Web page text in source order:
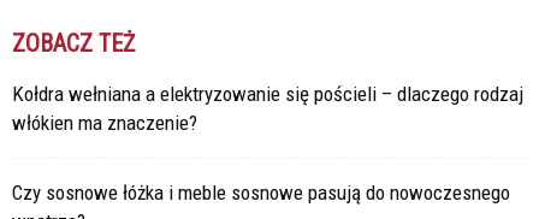
ZOBACZ TEŻ
Kołdra wełniana a elektryzowanie się pościeli – dlaczego rodzaj
włókien ma znaczenie?
Czy sosnowe łóżka i meble sosnowe pasują do nowoczesnego